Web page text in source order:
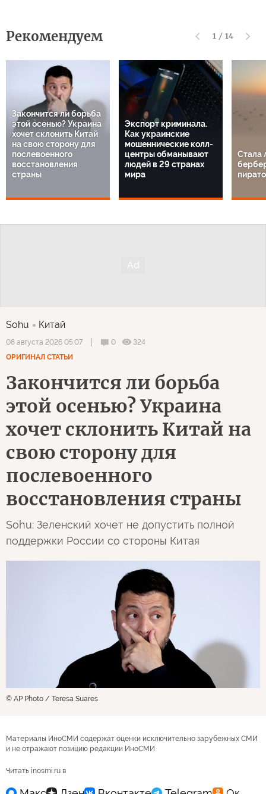
Рекомендуем 1 / 14
Закончится ли борьба
этой осенью? Украина
хочет склонить Китай
на свою сторону для
послевоенного
восстановления
страны
Экспорт криминала.
Как украинские
мошеннические колл-
центры обманывают
людей в 29 странах
мира
Стала
Sohu Китай
08 августа 2026 05:07 0
324
ОРИГИНАЛ СТАТЬИ
Закончится ли борьба
этой осенью? Украина
хочет склонить Китай на
свою сторону для
послевоенного
восстановления страны
Sohu: Зеленский хочет не допустить полной
поддержки России со стороны Китая
© AP Photo / Teresa Suares
Материалы ИноСМИ содержат оценки исключительно зарубежных СМИ
и не отражают позицию редакции ИноСМИ
Читать inosmi.ru в